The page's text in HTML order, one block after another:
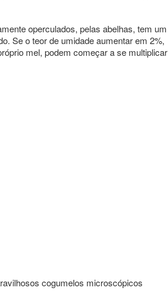
operculados, pelas abelhas, tem um
Se o teor de umidade aumentar em 2%,
mel, podem começar a se multiplicar
cogumelos microscópicos